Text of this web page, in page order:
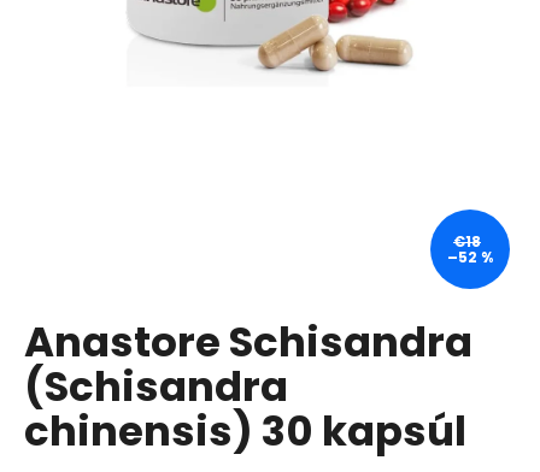
Anastore Schisandra
(Schisandra
chinensis) 30 kapsúl
€18
–52 %
O
d
p